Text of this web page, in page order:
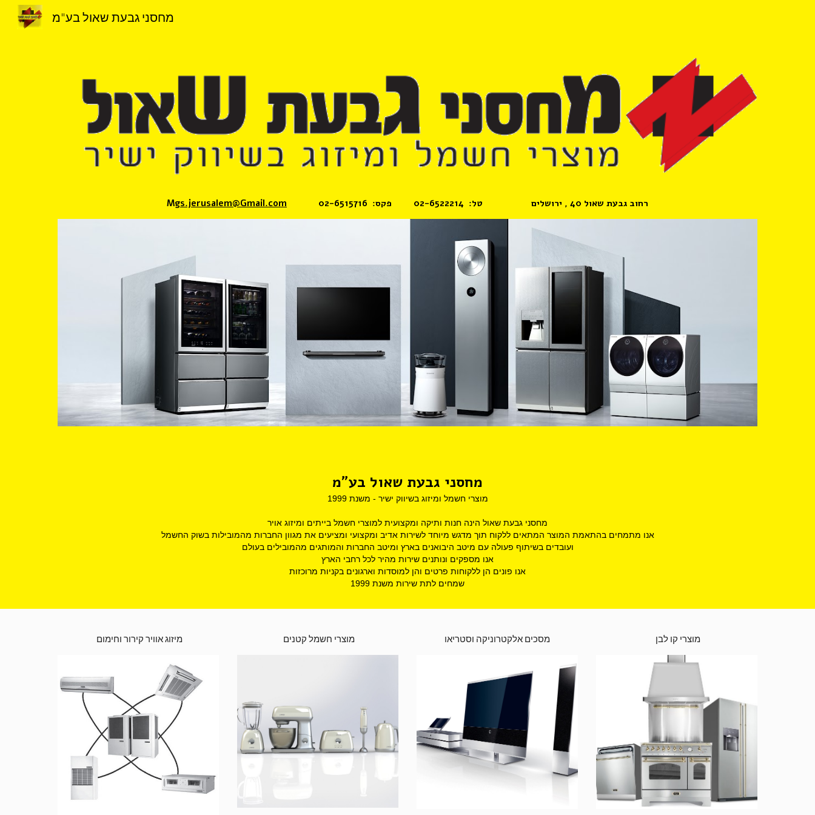
מחסני גבעת שאול בע"מ
רחוב גבעת שאול 40 , ירושלים
  טל:  02-6522214         פקס:  02-6515716             M
gs.jerusalem@Gmail.com
מחסני גבעת שאול בע"מ
מוצרי חשמל ומיזוג בשיווק ישיר - משנת 1999
מחסני גבעת שאול הינה חנות ותיקה ומקצועית למוצרי חשמל בייתים ומיזוג אויר
אנו מתמחים בהתאמת המוצר המתאים ללקוח תוך מדגש מיוחד לשירות אדיב ומקצועי ומציעים את מגוון החברות מהמובילות בשוק החשמל
ועובדים בשיתוף פעולה עם מיטב היבואנים בארץ ומיטב החברות והמותגים מהמובילים בעולם
אנו מספקים ונותנים שירות מהיר לכל רחבי הארץ
אנו פונים הן ללקוחות פרטים והן למוסדות וארגונים בקניות מרוכזות
שמחים לתת שירות משנת 1999
מיזוג אוויר קירור וחימום מוצרי חשמל קטנים מסכים אלקטרוניקה וסטריאו מוצרי קו לבן